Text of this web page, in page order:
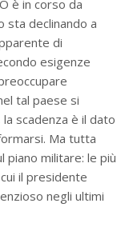
è in corso da
sta declinando a
di
esigenze
tal paese si
scadenza è il dato
Ma tutta
piano militare: le più
il presidente
negli ultimi